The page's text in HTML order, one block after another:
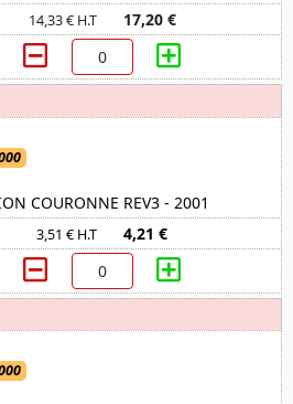
14,33 € H.T 17,20 €
COURONNE REV3 - 2001
3,51 € H.T 4,21 €